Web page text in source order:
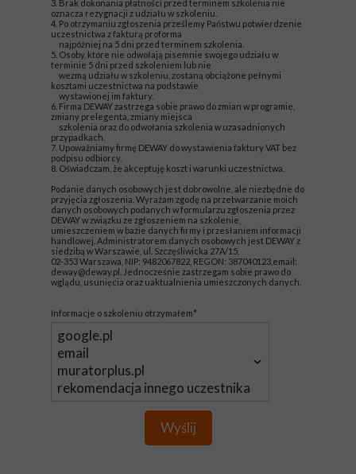
3. Brak dokonania płatności przed terminem szkolenia nie
oznacza rezygnacji z udziału w szkoleniu.
4. Po otrzymaniu zgłoszenia prześlemy Państwu potwierdzenie
uczestnictwa z fakturą proforma
najpóźniej na 5 dni przed terminem szkolenia.
5. Osoby, które nie odwołają pisemnie swojego udziału w
terminie 5 dni przed szkoleniem lub nie
wezmą udziału w szkoleniu, zostaną obciążone pełnymi
kosztami uczestnictwa na podstawie
wystawionej im faktury.
6. Firma DEWAY zastrzega sobie prawo do zmian w programie,
zmiany prelegenta, zmiany miejsca
szkolenia oraz do odwołania szkolenia w uzasadnionych
przypadkach.
7. Upoważniamy firmę DEWAY do wystawienia faktury VAT bez
podpisu odbiorcy.
8. Oświadczam, że akceptuję koszt i warunki uczestnictwa.
Podanie danych osobowych jest dobrowolne, ale niezbędne do
przyjęcia zgłoszenia. Wyrażam zgodę na przetwarzanie moich
danych osobowych podanych w formularzu zgłoszenia przez
DEWAY w związku ze zgłoszeniem na szkolenie,
umieszczeniem w bazie danych firmy i przesłaniem informacji
handlowej. Administratorem danych osobowych jest DEWAY z
siedzibą w Warszawie, ul. Szczęśliwicka 27A/15,
02-353 Warszawa, NIP: 9482067822, REGON: 387040123,email:
deway@deway.pl. Jednocześnie zastrzegam sobie prawo do
wglądu, usunięcia oraz uaktualnienia umieszczonych danych.
Informacje o szkoleniu otrzymałem*
Wyślij